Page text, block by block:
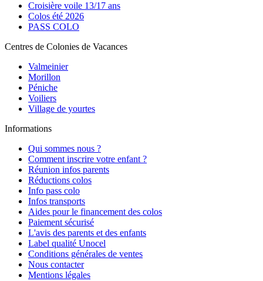
Croisière voile 13/17 ans
Colos été 2026
PASS COLO
Centres de Colonies de Vacances
Valmeinier
Morillon
Péniche
Voiliers
Village de yourtes
Informations
Qui sommes nous ?
Comment inscrire votre enfant ?
Réunion infos parents
Réductions colos
Info pass colo
Infos transports
Aides pour le financement des colos
Paiement sécurisé
L'avis des parents et des enfants
Label qualité Unocel
Conditions générales de ventes
Nous contacter
Mentions légales